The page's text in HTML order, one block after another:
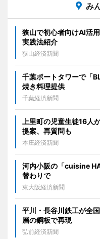
み
狭山で初心者向けAI活
実践法紹介
狭山経済新聞
千葉ポートタワーで「
焼き料理提供
千葉経済新聞
上里町の児童生徒16
提案、再質問も
本庄経済新聞
河内小阪の「cuisine
替わりで
東大阪経済新聞
平川・長谷川鉄工が全
層の鋼板で再現
弘前経済新聞